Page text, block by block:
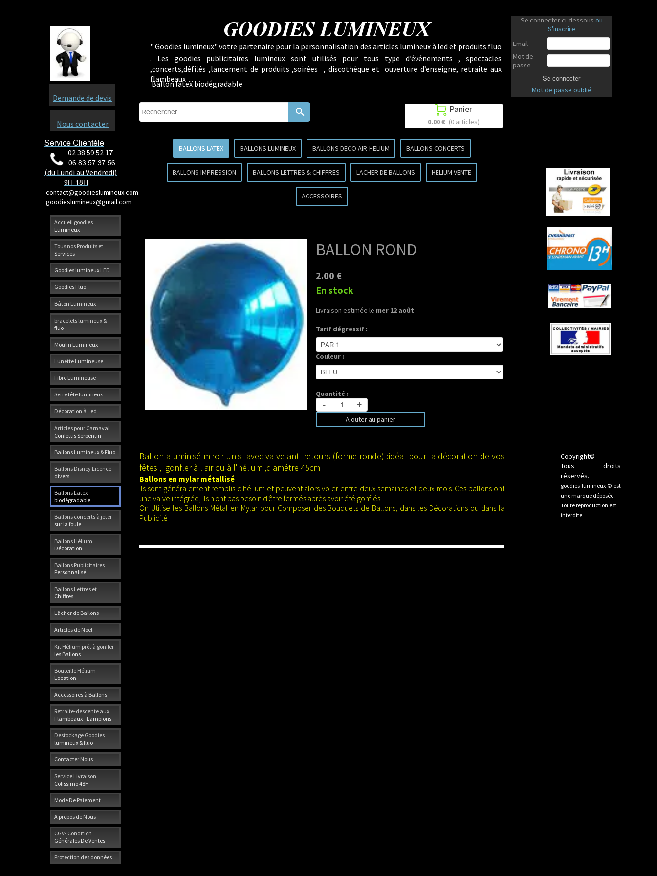
Accueil goodies
Lumineux
Tous nos Produits et
Services
Goodies lumineux LED
Goodies Fluo
Bâton Lumineux -
bracelets lumineux &
fluo
Moulin Lumineux
Lunette Lumineuse
Fibre Lumineuse
Serre tête lumineux
Décoration à Led
Articles pour Carnaval
Confettis Serpentin
Ballons Lumineux & Fluo
Ballons Disney Licence
divers
Ballons Latex
biodégradable
Ballons concerts à jeter
sur la foule
Ballons Hélium
Décoration
Ballons Publicitaires
Personnalisé
Ballons Lettres et
Chiffres
Lâcher de Ballons
Articles de Noël
Kit Hélium prêt à gonfler
les Ballons
Bouteille Hélium
Location
Accessoires à Ballons
Retraite-descente aux
Flambeaux - Lampions
Destockage Goodies
lumineux & fluo
Contacter Nous
Service Livraison
Colissimo 48H
Mode De Paiement
A propos de Nous
CGV- Condition
Générales De Ventes
Protection des données
GOODIES LUMINEUX
Copyright©
Tous droits
réservés.
goodies lumineux © est
une marque déposée .
Toute reproduction est
interdite.
Se connecter ci-dessous ou
S'inscrire
Email
Mot de
passe
Se connecter
Mot de passe oublié
Service Clientèle
02 38 59 52 17
06 83 57 37 56
(du Lundi au Vendredi)
9H-18H
contact@goodieslumineux.com
goodieslumineux@gmail.com
Demande de devis
Nous contacter
" Goodies lumineux" votre partenaire pour la personnalisation des articles lumineux à led et produits fluo
. Les goodies publicitaires lumineux sont utilisés pour tous type d’événements , spectacles
,concerts,défilés ,lancement de produits ,soirées , discothèque et ouverture d’enseigne, retraite aux
flambeaux ...
Ballon latex biodégradable
search  Panier
0.00 € (0 articles)
BALLONS LATEX BALLONS LUMINEUX BALLONS DECO AIR-HELIUM BALLONS CONCERTS
BALLONS IMPRESSION BALLONS LETTRES & CHIFFRES LACHER DE BALLONS HELIUM VENTE
ACCESSOIRES
BALLON ROND
2.00 €
En stock
Livraison estimée le mer 12 août
Tarif dégressif :
Couleur :
Quantité :
- +
Ajouter au panier
Ballon aluminisé miroir unis avec valve anti retours (forme ronde) :idéal pour la décoration de vos
fêtes , gonfler à l'air ou à l'hélium ,diamétre 45cm
Ballons en mylar métallisé
Ils sont généralement remplis d'hélium et peuvent alors voler entre deux semaines et deux mois. Ces ballons ont
une valve intégrée, ils n'ont pas besoin d'être fermés après avoir été gonflés.
On Utilise les Ballons Métal en Mylar pour Composer des Bouquets de Ballons, dans les Décorations ou dans la
Publicité